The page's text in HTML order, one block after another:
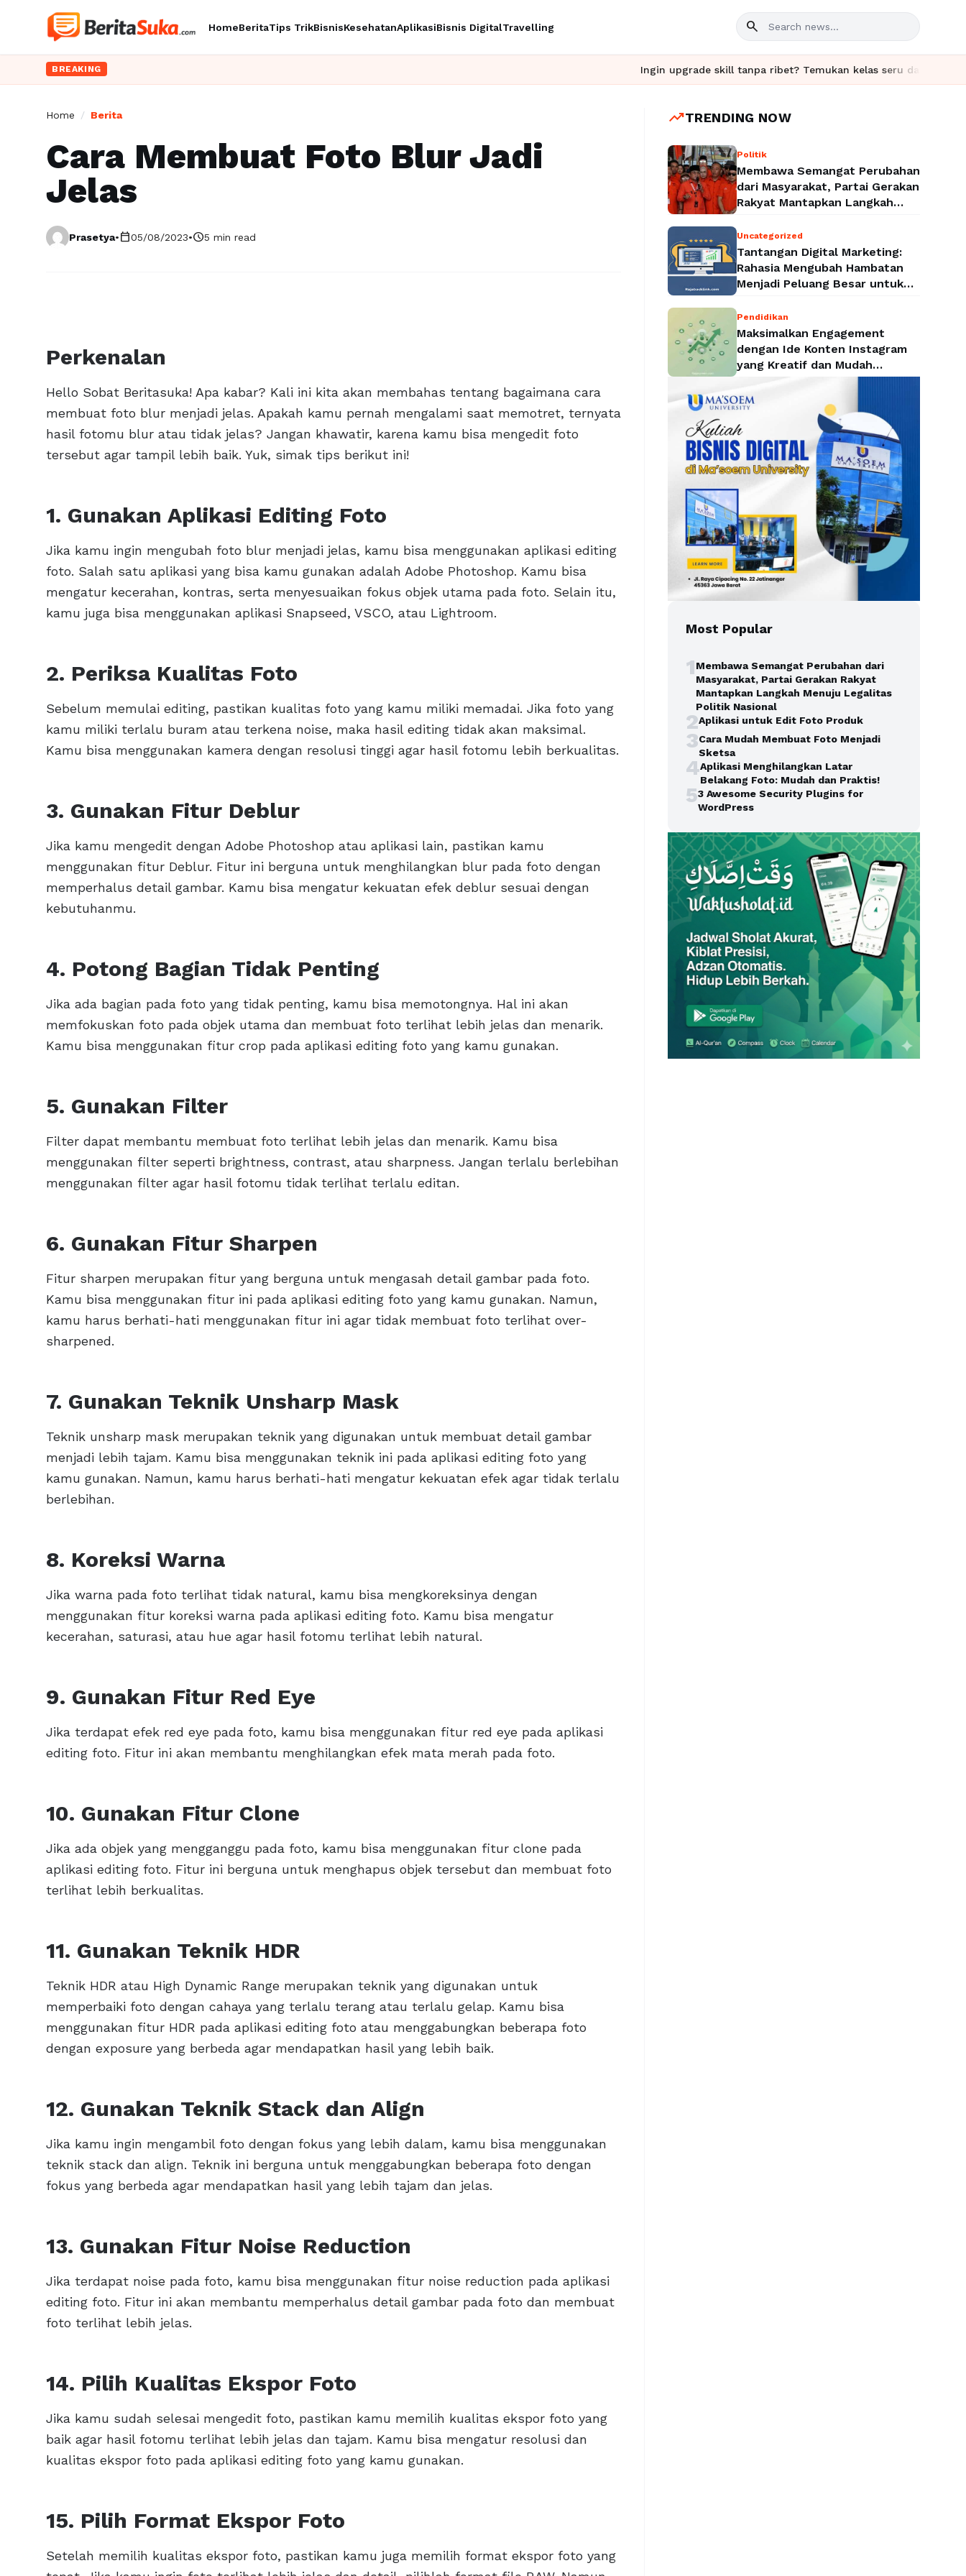
HomeBeritaTips TrikBisnisKesehatanAplikasiBisnis DigitalTravelling search
BREAKING Ingin upgrade skill tanpa ribet? Temukan kelas seru dan materi lengkap
Home / Berita
Cara Membuat Foto Blur Jadi
Jelas
Prasetya•calendar_today05/08/2023•schedule5 min read
Perkenalan
Hello Sobat Beritasuka! Apa kabar? Kali ini kita akan membahas tentang bagaimana cara
membuat foto blur menjadi jelas. Apakah kamu pernah mengalami saat memotret, ternyata
hasil fotomu blur atau tidak jelas? Jangan khawatir, karena kamu bisa mengedit foto
tersebut agar tampil lebih baik. Yuk, simak tips berikut ini!
1. Gunakan Aplikasi Editing Foto
Jika kamu ingin mengubah foto blur menjadi jelas, kamu bisa menggunakan aplikasi editing
foto. Salah satu aplikasi yang bisa kamu gunakan adalah Adobe Photoshop. Kamu bisa
mengatur kecerahan, kontras, serta menyesuaikan fokus objek utama pada foto. Selain itu,
kamu juga bisa menggunakan aplikasi Snapseed, VSCO, atau Lightroom.
2. Periksa Kualitas Foto
Sebelum memulai editing, pastikan kualitas foto yang kamu miliki memadai. Jika foto yang
kamu miliki terlalu buram atau terkena noise, maka hasil editing tidak akan maksimal.
Kamu bisa menggunakan kamera dengan resolusi tinggi agar hasil fotomu lebih berkualitas.
3. Gunakan Fitur Deblur
Jika kamu mengedit dengan Adobe Photoshop atau aplikasi lain, pastikan kamu
menggunakan fitur Deblur. Fitur ini berguna untuk menghilangkan blur pada foto dengan
memperhalus detail gambar. Kamu bisa mengatur kekuatan efek deblur sesuai dengan
kebutuhanmu.
4. Potong Bagian Tidak Penting
Jika ada bagian pada foto yang tidak penting, kamu bisa memotongnya. Hal ini akan
memfokuskan foto pada objek utama dan membuat foto terlihat lebih jelas dan menarik.
Kamu bisa menggunakan fitur crop pada aplikasi editing foto yang kamu gunakan.
5. Gunakan Filter
Filter dapat membantu membuat foto terlihat lebih jelas dan menarik. Kamu bisa
menggunakan filter seperti brightness, contrast, atau sharpness. Jangan terlalu berlebihan
menggunakan filter agar hasil fotomu tidak terlihat terlalu editan.
6. Gunakan Fitur Sharpen
Fitur sharpen merupakan fitur yang berguna untuk mengasah detail gambar pada foto.
Kamu bisa menggunakan fitur ini pada aplikasi editing foto yang kamu gunakan. Namun,
kamu harus berhati-hati menggunakan fitur ini agar tidak membuat foto terlihat over-
sharpened.
7. Gunakan Teknik Unsharp Mask
Teknik unsharp mask merupakan teknik yang digunakan untuk membuat detail gambar
menjadi lebih tajam. Kamu bisa menggunakan teknik ini pada aplikasi editing foto yang
kamu gunakan. Namun, kamu harus berhati-hati mengatur kekuatan efek agar tidak terlalu
berlebihan.
8. Koreksi Warna
Jika warna pada foto terlihat tidak natural, kamu bisa mengkoreksinya dengan
menggunakan fitur koreksi warna pada aplikasi editing foto. Kamu bisa mengatur
kecerahan, saturasi, atau hue agar hasil fotomu terlihat lebih natural.
9. Gunakan Fitur Red Eye
Jika terdapat efek red eye pada foto, kamu bisa menggunakan fitur red eye pada aplikasi
editing foto. Fitur ini akan membantu menghilangkan efek mata merah pada foto.
10. Gunakan Fitur Clone
Jika ada objek yang mengganggu pada foto, kamu bisa menggunakan fitur clone pada
aplikasi editing foto. Fitur ini berguna untuk menghapus objek tersebut dan membuat foto
terlihat lebih berkualitas.
11. Gunakan Teknik HDR
Teknik HDR atau High Dynamic Range merupakan teknik yang digunakan untuk
memperbaiki foto dengan cahaya yang terlalu terang atau terlalu gelap. Kamu bisa
menggunakan fitur HDR pada aplikasi editing foto atau menggabungkan beberapa foto
dengan exposure yang berbeda agar mendapatkan hasil yang lebih baik.
12. Gunakan Teknik Stack dan Align
Jika kamu ingin mengambil foto dengan fokus yang lebih dalam, kamu bisa menggunakan
teknik stack dan align. Teknik ini berguna untuk menggabungkan beberapa foto dengan
fokus yang berbeda agar mendapatkan hasil yang lebih tajam dan jelas.
13. Gunakan Fitur Noise Reduction
Jika terdapat noise pada foto, kamu bisa menggunakan fitur noise reduction pada aplikasi
editing foto. Fitur ini akan membantu memperhalus detail gambar pada foto dan membuat
foto terlihat lebih jelas.
14. Pilih Kualitas Ekspor Foto
Jika kamu sudah selesai mengedit foto, pastikan kamu memilih kualitas ekspor foto yang
baik agar hasil fotomu terlihat lebih jelas dan tajam. Kamu bisa mengatur resolusi dan
kualitas ekspor foto pada aplikasi editing foto yang kamu gunakan.
15. Pilih Format Ekspor Foto
Setelah memilih kualitas ekspor foto, pastikan kamu juga memilih format ekspor foto yang
trending_upTRENDING NOW
Politik
Membawa Semangat Perubahan
dari Masyarakat, Partai Gerakan
Rakyat Mantapkan Langkah
Nasional
Uncategorized
Tantangan Digital Marketing:
Rahasia Mengubah Hambatan
Menjadi Peluang Besar untuk
Pendidikan
Maksimalkan Engagement
dengan Ide Konten Instagram
yang Kreatif dan Mudah
Most Popular
1Membawa Semangat Perubahan dari
Masyarakat, Partai Gerakan Rakyat
Mantapkan Langkah Menuju Legalitas
Politik Nasional
2Aplikasi untuk Edit Foto Produk
3Cara Mudah Membuat Foto Menjadi
Sketsa
4Aplikasi Menghilangkan Latar
Belakang Foto: Mudah dan Praktis!
53 Awesome Security Plugins for
WordPress